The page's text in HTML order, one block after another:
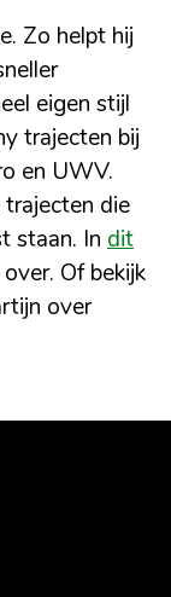
Zo helpt hij
eigen stijl
trajecten bij
en UWV.
trajecten die
staan. In dit
Of bekijk
over